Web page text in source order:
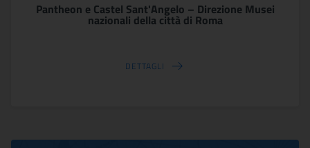
Pantheon e Castel Sant'Angelo – Direzione Musei
nazionali della città di Roma
DETTAGLI